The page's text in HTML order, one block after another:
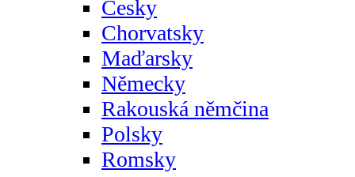
Česky
Chorvatsky
Maďarsky
Německy
Rakouská němčina
Polsky
Romsky